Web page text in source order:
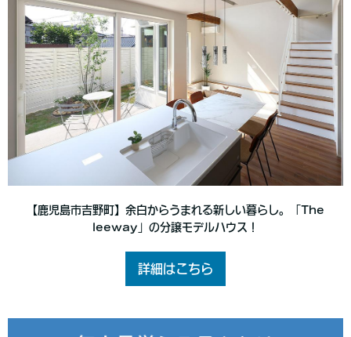
【鹿児島市吉野町】余白からうまれる新しい暮らし。「The
leeway」の分譲モデルハウス！
詳細はこちら